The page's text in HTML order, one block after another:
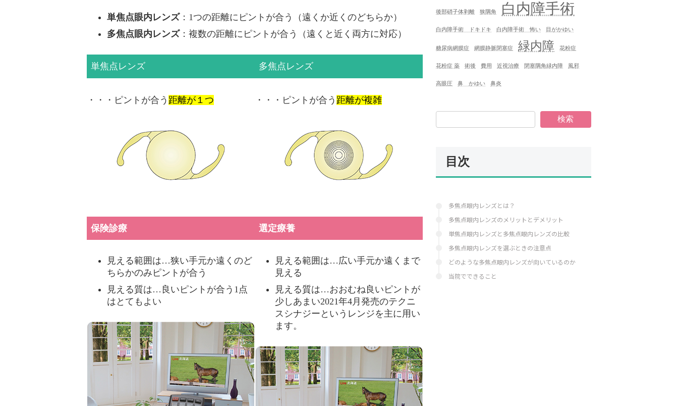
単焦点眼内レンズ：1つの距離にピントが合う（遠くか近くのどちらか）
多焦点眼内レンズ：複数の距離にピントが合う（遠くと近く両方に対応）
単焦点レンズ
・・・ピントが合う 距離が１つ
保険診療
見える範囲は…狭い手元か遠くのど
ちらかのみピントが合う
見える質は…良いピントが合う1点
はとてもよい
多焦点レンズ
・・・ピントが合う 距離が複雑
選定療養
見える範囲は…広い手元か遠くまで
見える
見える質は…おおむね良いピントが
少しあまい2021年4月発売のテクニ
スシナジーというレンジを主に用い
ます。
後部硝子体剥離 狭隅角 白内障手術
白内障手術 ドキドキ 白内障手術 怖い 目がかゆい
糖尿病網膜症 網膜静脈閉塞症 緑内障 花粉症
花粉症 薬 術後 費用 近視治療 閉塞隅角緑内障 風邪
高眼圧 鼻 かゆい 鼻炎
検索
目次
多焦点眼内レンズとは？
多焦点眼内レンズのメリットとデメリット
単焦点眼内レンズと多焦点眼内レンズの比較
多焦点眼内レンズを選ぶときの注意点
どのような多焦点眼内レンズが向いているのか
当院でできること